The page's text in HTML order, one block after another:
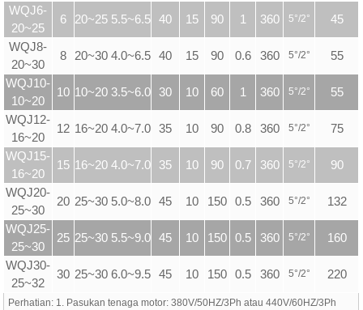
WQJ6-
20~25
6 20~25 5.5~6.5 40 15 90 1 360 5°/2° 45
WQJ8-
20~30
8 20~30 4.0~6.5 40 15 90 0.6 360 5°/2° 55
WQJ10-
10~20
10 10~20 3.5~6.0 30 10 60 1 360 5°/2° 55
WQJ12-
16~20
12 16~20 4.0~7.0 35 10 90 0.8 360 5°/2° 75
WQJ15-
16~20
15 16~20 4.0~7.0 35 10 90 0.7 360 5°/2° 90
WQJ20-
25~30
20 25~30 5.0~8.0 45 10 150 0.5 360 5°/2° 132
WQJ25-
25~30
25 25~30 5.5~9.0 45 10 150 0.5 360 5°/2° 160
WQJ30-
25~32
30 25~30 6.0~9.5 45 10 150 0.5 360 5°/2° 220
Perhatian: 1. Pasukan tenaga motor: 380V/50HZ/3Ph atau 440V/60HZ/3Ph